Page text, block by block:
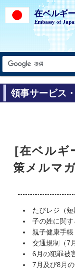
在ベルギ
Embassy of
領事サービス
[在ベルギ
策メルマ
たびレジ（短
子の姓に関
親子健康手
交通規制（7
6月の犯罪被
7月及び8月